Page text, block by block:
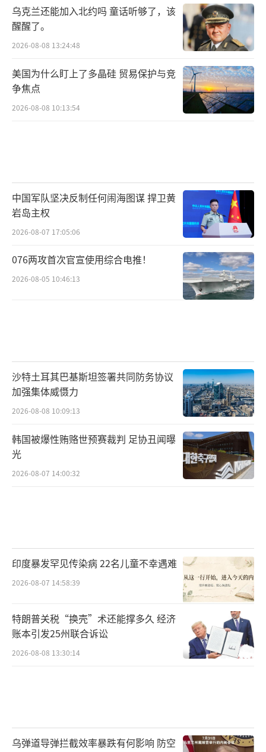
略传达了政治信号，同时让对手陷入一个选择
困境：如果你大规模报复，正中伊朗下怀；如
果你不报复或者报复力度不够，那你的威慑信
誉进一步受损。
对于整个中东来说，这意味着旧秩序的加
速瓦解。过去中东的安全架构大致可以描述
特、阿联酋的美军基地时，这个安全架构
的“安全”二字就打了折扣。
海湾国家自己也不会不思考一个问题：跟
着美国的节奏走，到底是更安全了还是更危险
了？过去这个问题答案似乎很明显，但现在不
一定了。当你的机场因为一场和你无关的冲突
实。
这不是说海湾国家会立刻转向，外交和安
全政策的调整是一个极其复杂的过程。但种子
已经埋下了。当一而再再而三地出现类似事
件，海湾国家的战略计算就会逐渐变化。他们
会开始更认真地考虑平衡外交、更主动地寻求
还有一个不常被讨论但非常重要的维度：
全球能源市场的神经。霍尔木兹海峡每天通过
约两千万桶石油，占全球海运石油的三分之一
左右。伊朗和美国在霍尔木兹海峡附近交手，
本身就是对全球能源安全的最大威胁之一。国
际油价在任何一个这样的夜晚都可能剧烈波
动。而对于中国这样的能源进口大国来说，中
回到这个凌晨。科威特的防空警报响了又
停，巴林的机场关闭了又开，阿联酋的航班暂
乌克兰还能加入北约吗 童话听够了，该
醒醒了。
2026-08-08 13:24:48
美国为什么盯上了多晶硅 贸易保护与竞
争焦点
2026-08-08 10:13:54
中国军队坚决反制任何闹海图谋 捍卫黄
岩岛主权
2026-08-07 17:05:06
076两攻首次官宣使用综合电推！
2026-08-05 10:46:13
沙特土耳其巴基斯坦签署共同防务协议
加强集体威慑力
2026-08-08 10:09:13
韩国被爆性贿赂世预赛裁判 足协丑闻曝
光
2026-08-07 14:00:32
印度暴发罕见传染病 22名儿童不幸遇难
2026-08-07 14:58:39
特朗普关税“换壳”术还能撑多久 经济
账本引发25州联合诉讼
2026-08-08 13:30:14
乌弹道导弹拦截效率暴跌有何影响 防空